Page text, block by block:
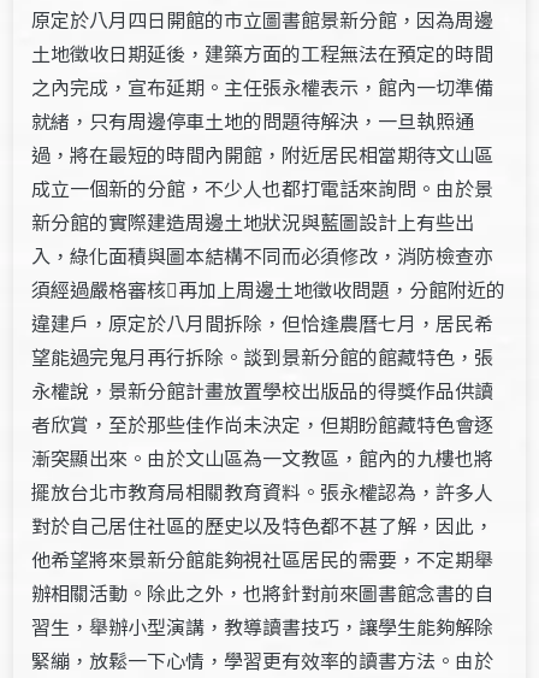
原定於八月四日開館的市立圖書館景新分館，因為周邊
土地徵收日期延後，建築方面的工程無法在預定的時間
之內完成，宣布延期。主任張永權表示，館內一切準備
就緒，只有周邊停車土地的問題待解決，一旦執照通
過，將在最短的時間內開館，附近居民相當期待文山區
成立一個新的分館，不少人也都打電話來詢問。由於景
新分館的實際建造周邊土地狀況與藍圖設計上有些出
入，綠化面積與圖本結構不同而必須修改，消防檢查亦
須經過嚴格審核再加上周邊土地徵收問題，分館附近的
違建戶，原定於八月間拆除，但恰逢農曆七月，居民希
望能過完鬼月再行拆除。談到景新分館的館藏特色，張
永權說，景新分館計畫放置學校出版品的得獎作品供讀
者欣賞，至於那些佳作尚未決定，但期盼館藏特色會逐
漸突顯出來。由於文山區為一文教區，館內的九樓也將
擺放台北市教育局相關教育資料。張永權認為，許多人
對於自己居住社區的歷史以及特色都不甚了解，因此，
他希望將來景新分館能夠視社區居民的需要，不定期舉
辦相關活動。除此之外，也將針對前來圖書館念書的自
習生，舉辦小型演講，教導讀書技巧，讓學生能夠解除
緊繃，放鬆一下心情，學習更有效率的讀書方法。由於